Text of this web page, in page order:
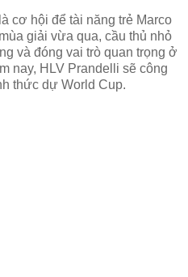
cơ hội để tài năng trẻ Marco
giải vừa qua, cầu thủ nhỏ
và đóng vai trò quan trọng ở
nay, HLV Prandelli sẽ công
thức dự World Cup.